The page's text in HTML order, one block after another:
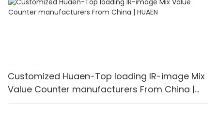
Customized Huaen-Top loading IR-image Mix
Value Counter manufacturers From China |
HUAEN